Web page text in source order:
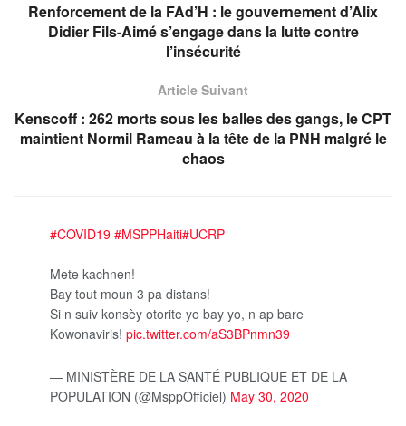
Renforcement de la FAd’H : le gouvernement d’Alix
Didier Fils-Aimé s’engage dans la lutte contre
l’insécurité
Article Suivant
Kenscoff : 262 morts sous les balles des gangs, le CPT
maintient Normil Rameau à la tête de la PNH malgré le
chaos
#COVID19 #MSPPHaiti#UCRP
Mete kachnen!
Bay tout moun 3 pa distans!
Si n suiv konsèy otorite yo bay yo, n ap bare
Kowonaviris! pic.twitter.com/aS3BPnmn39
— MINISTÈRE DE LA SANTÉ PUBLIQUE ET DE LA
POPULATION (@MsppOfficiel) May 30, 2020